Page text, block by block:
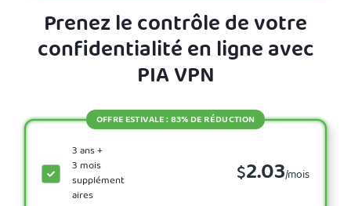
Blog
Support client
Prenez le contrôle de votre
confidentialité en ligne avec
PIA VPN
3 ans +
3 mois
supplément
aires
$2.03/mois
OFFRE ESTIVALE : 83% DE RÉDUCTION